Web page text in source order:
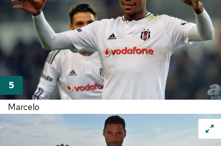
Marcelo